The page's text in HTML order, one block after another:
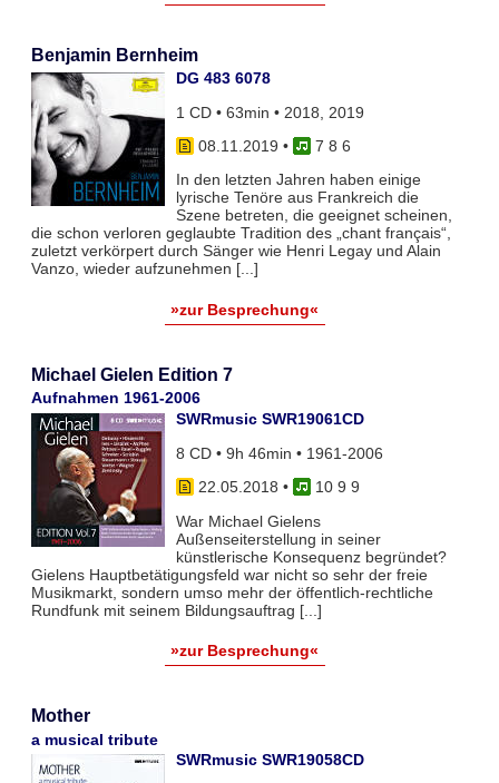
Benjamin Bernheim
DG 483 6078
1 CD • 63min • 2018, 2019
08.11.2019 •
7 8 6
In den letzten Jahren haben einige
lyrische Tenöre aus Frankreich die
Szene betreten, die geeignet scheinen,
die schon verloren geglaubte Tradition des „chant français“,
zuletzt verkörpert durch Sänger wie Henri Legay und Alain
Vanzo, wieder aufzunehmen [...]
»zur Besprechung«
Michael Gielen Edition 7
Aufnahmen 1961-2006
SWRmusic SWR19061CD
8 CD • 9h 46min • 1961-2006
22.05.2018 •
10 9 9
War Michael Gielens
Außenseiterstellung in seiner
künstlerische Konsequenz begründet?
Gielens Hauptbetätigungsfeld war nicht so sehr der freie
Musikmarkt, sondern umso mehr der öffentlich-rechtliche
Rundfunk mit seinem Bildungsauftrag [...]
»zur Besprechung«
Mother
a musical tribute
SWRmusic SWR19058CD